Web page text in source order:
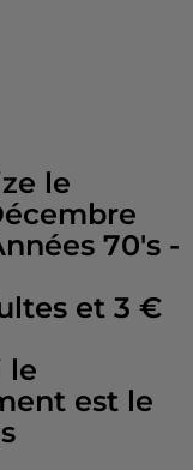
le
70's -
et 3 €
le
est le